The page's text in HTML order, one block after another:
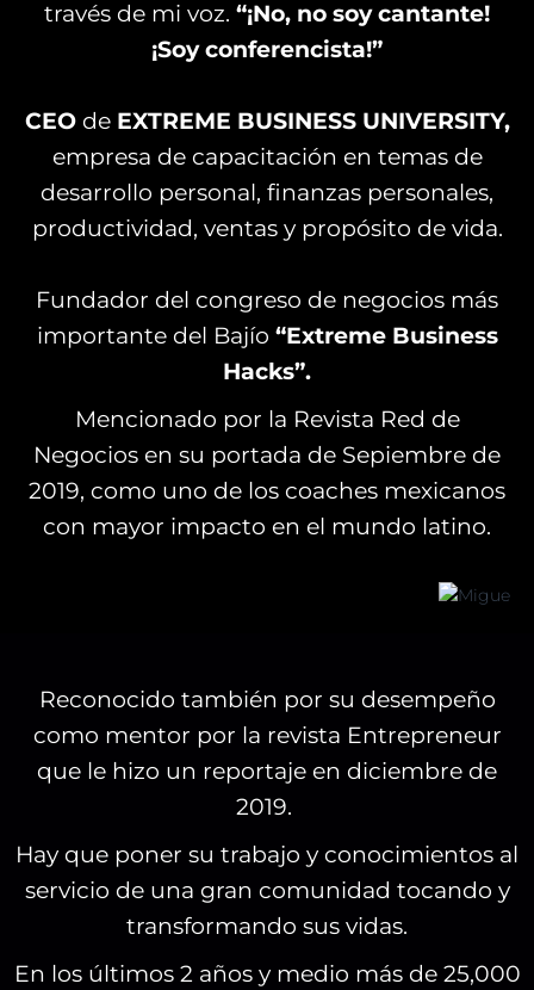
través de mi voz. “¡No, no soy cantante!
¡Soy conferencista!”
CEOde EXTREME BUSINESS UNIVERSITY,
empresa de capacitación en temas de
desarrollo personal, finanzas personales,
productividad, ventas y propósito de vida.
Fundador del congreso de negocios más
importante del Bajío “Extreme Business
Hacks”.
Mencionado por la Revista Red de
Negocios en su portada de Sepiembre de
2019, como uno de los coaches mexicanos
con mayor impacto en el mundo latino.
Reconocido también por su desempeño
como mentor por la revista Entrepreneur
que le hizo un reportaje en diciembre de
2019.
Hay que poner su trabajo y conocimientos al
servicio de una gran comunidad tocando y
transformando sus vidas.
En los últimos 2 años y medio más de 25,000